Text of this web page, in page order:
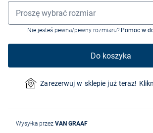
Wybór rozmiaru
Proszę wybrać rozmiar
Nie jesteś pewna/pewny rozmiaru? Pomoc w
Do koszyka
Zarezerwuj w sklepie już teraz!
Wysyłka przez VAN GRAAF